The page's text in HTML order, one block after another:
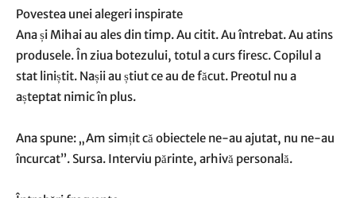
Povestea unei alegeri inspirate
Ana și Mihai au ales din timp. Au citit. Au întrebat. Au atins
produsele. În ziua botezului, totul a curs firesc. Copilul a
stat liniștit. Nașii au știut ce au de făcut. Preotul nu a
așteptat nimic în plus.
Ana spune: „Am simțit că obiectele ne-au ajutat, nu ne-au
încurcat”. Sursa. Interviu părinte, arhivă personală.